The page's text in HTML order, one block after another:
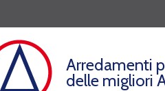
Arredamenti
delle migliori